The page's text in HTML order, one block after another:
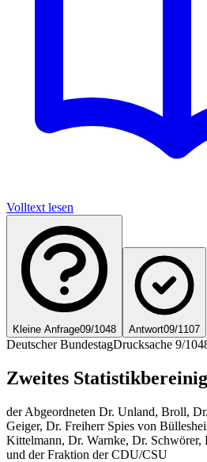
Volltext lesen
Kleine Anfrage09/1048 Antwort09/1107
Deutscher BundestagDrucksache 9/
Zweites
der Abgeordneten Dr. Unland, Broll,
Geiger, Dr. Freiherr Spies von
Kittelmann, Dr. Warnke, Dr. Schwörer,
und der Fraktion der CDU/CSU